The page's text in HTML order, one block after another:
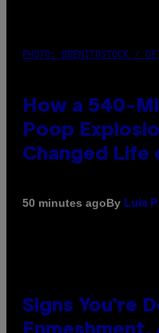
PHOTO: DBENITOSTOCK /
How a 540-
Poop
Changed Life
50 minutes agoBy Luis
Signs You’re